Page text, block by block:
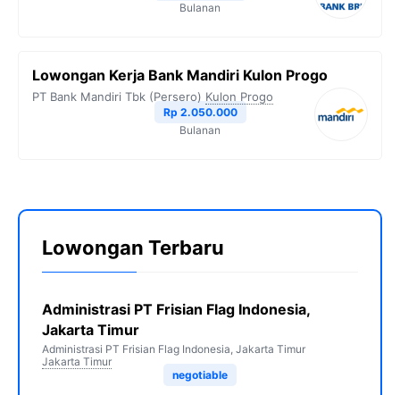
Bulanan
Lowongan Kerja Bank Mandiri Kulon Progo
PT Bank Mandiri Tbk (Persero) Kulon Progo
Rp 2.050.000
Bulanan
Lowongan Terbaru
Administrasi PT Frisian Flag Indonesia,
Jakarta Timur
Administrasi PT Frisian Flag Indonesia, Jakarta Timur
Jakarta Timur
negotiable